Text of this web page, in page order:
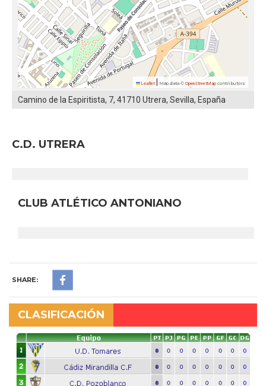
Leaflet Map data © OpenStreetMap contributors
Camino de la Espiritista, 7, 41710 Utrera, Sevilla, España
C.D. UTRERA
CLUB ATLÉTICO ANTONIANO
SHARE:
CLASIFICACIÓN